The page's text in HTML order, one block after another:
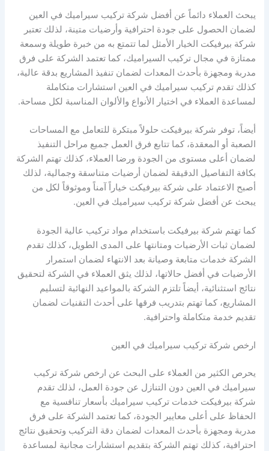
يبحث العملاء دائماً عن أفضل شركة تركيب سيراميك في العين
لضمان الحصول على جودة احترافية وأرضيات متينة، لذلك تعتبر
شركة بيرفيكت الخيار الأمثل لما تتمتع به من خبرة طويلة وسمعة
ممتازة في مجال تركيب السيراميك، كما تعتمد الشركة على فرق
مدربة ومجهزة بأحدث المعدات لضمان تنفيذ المشاريع بدقة عالية،
كذلك تقدم تركيب سيراميك في العين استشارات متكاملة
لمساعدة العملاء في اختيار الأنواع والألوان المناسبة لكل مساحة.
أيضاً، توفر شركة بيرفيكت حلولاً مبتكرة للتعامل مع المساحات
الصعبة أو المعقدة، كما تتابع فرق العمل جميع مراحل التنفيذ
لضمان أعلى مستوى من الجودة ورضا العملاء، كذلك تهتم الشركة
بكافة التفاصيل الدقيقة لضمان أرضيات متناسقة وجمالية، لذلك
أصبح الاعتماد على شركة بيرفيكت خياراً آمناً وموثوقاً لكل من
يبحث عن أفضل شركة تركيب سيراميك في العين.
كما تهتم شركة بيرفيكت باستخدام مواد تركيب عالية الجودة
لضمان ثبات الأرضيات ومتانتها على المدى الطويل، كذلك تقدم
الشركة خدمات متابعة وصيانة بعد الانتهاء لضمان استمرار
الأرضيات في أفضل حالاتها، لذلك يثق العملاء في الشركة لتحقيق
نتائج استثنائية، أيضاً تلتزم الشركة بالمواعيد النهائية لتسليم
المشاريع، كما تهتم بتدريب فرقها على أحدث التقنيات لضمان
تقديم خدمة متكاملة واحترافية.
ارخص شركة تركيب سيراميك في العين
يحرص الكثير من العملاء على البحث عن ارخص شركة تركيب
سيراميك في العين دون التنازل عن جودة العمل، لذلك تقدم
شركة بيرفيكت خدمات تركيب سيراميك بأسعار تنافسية مع
الحفاظ على أعلى معايير الجودة، كما تعتمد الشركة على فرق
مدربة ومجهزة بأحدث المعدات لضمان دقة التركيب وتحقيق نتائج
احترافية، كذلك تهتم الشركة بتقديم استشارات مجانية لمساعدة